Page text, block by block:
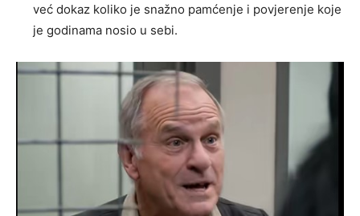
već dokaz koliko je snažno pamćenje i povjerenje koje
je godinama nosio u sebi.